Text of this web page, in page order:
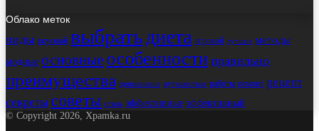
Облако меток
виды вкусный выбратьдиета игровой лучшие методы
модные основные особенности правильно
преимущества применение путешествие работы ремонт рецепт
секреты советы стиль эффективные эффективный
© Copyright 2026, Xpamka.ru